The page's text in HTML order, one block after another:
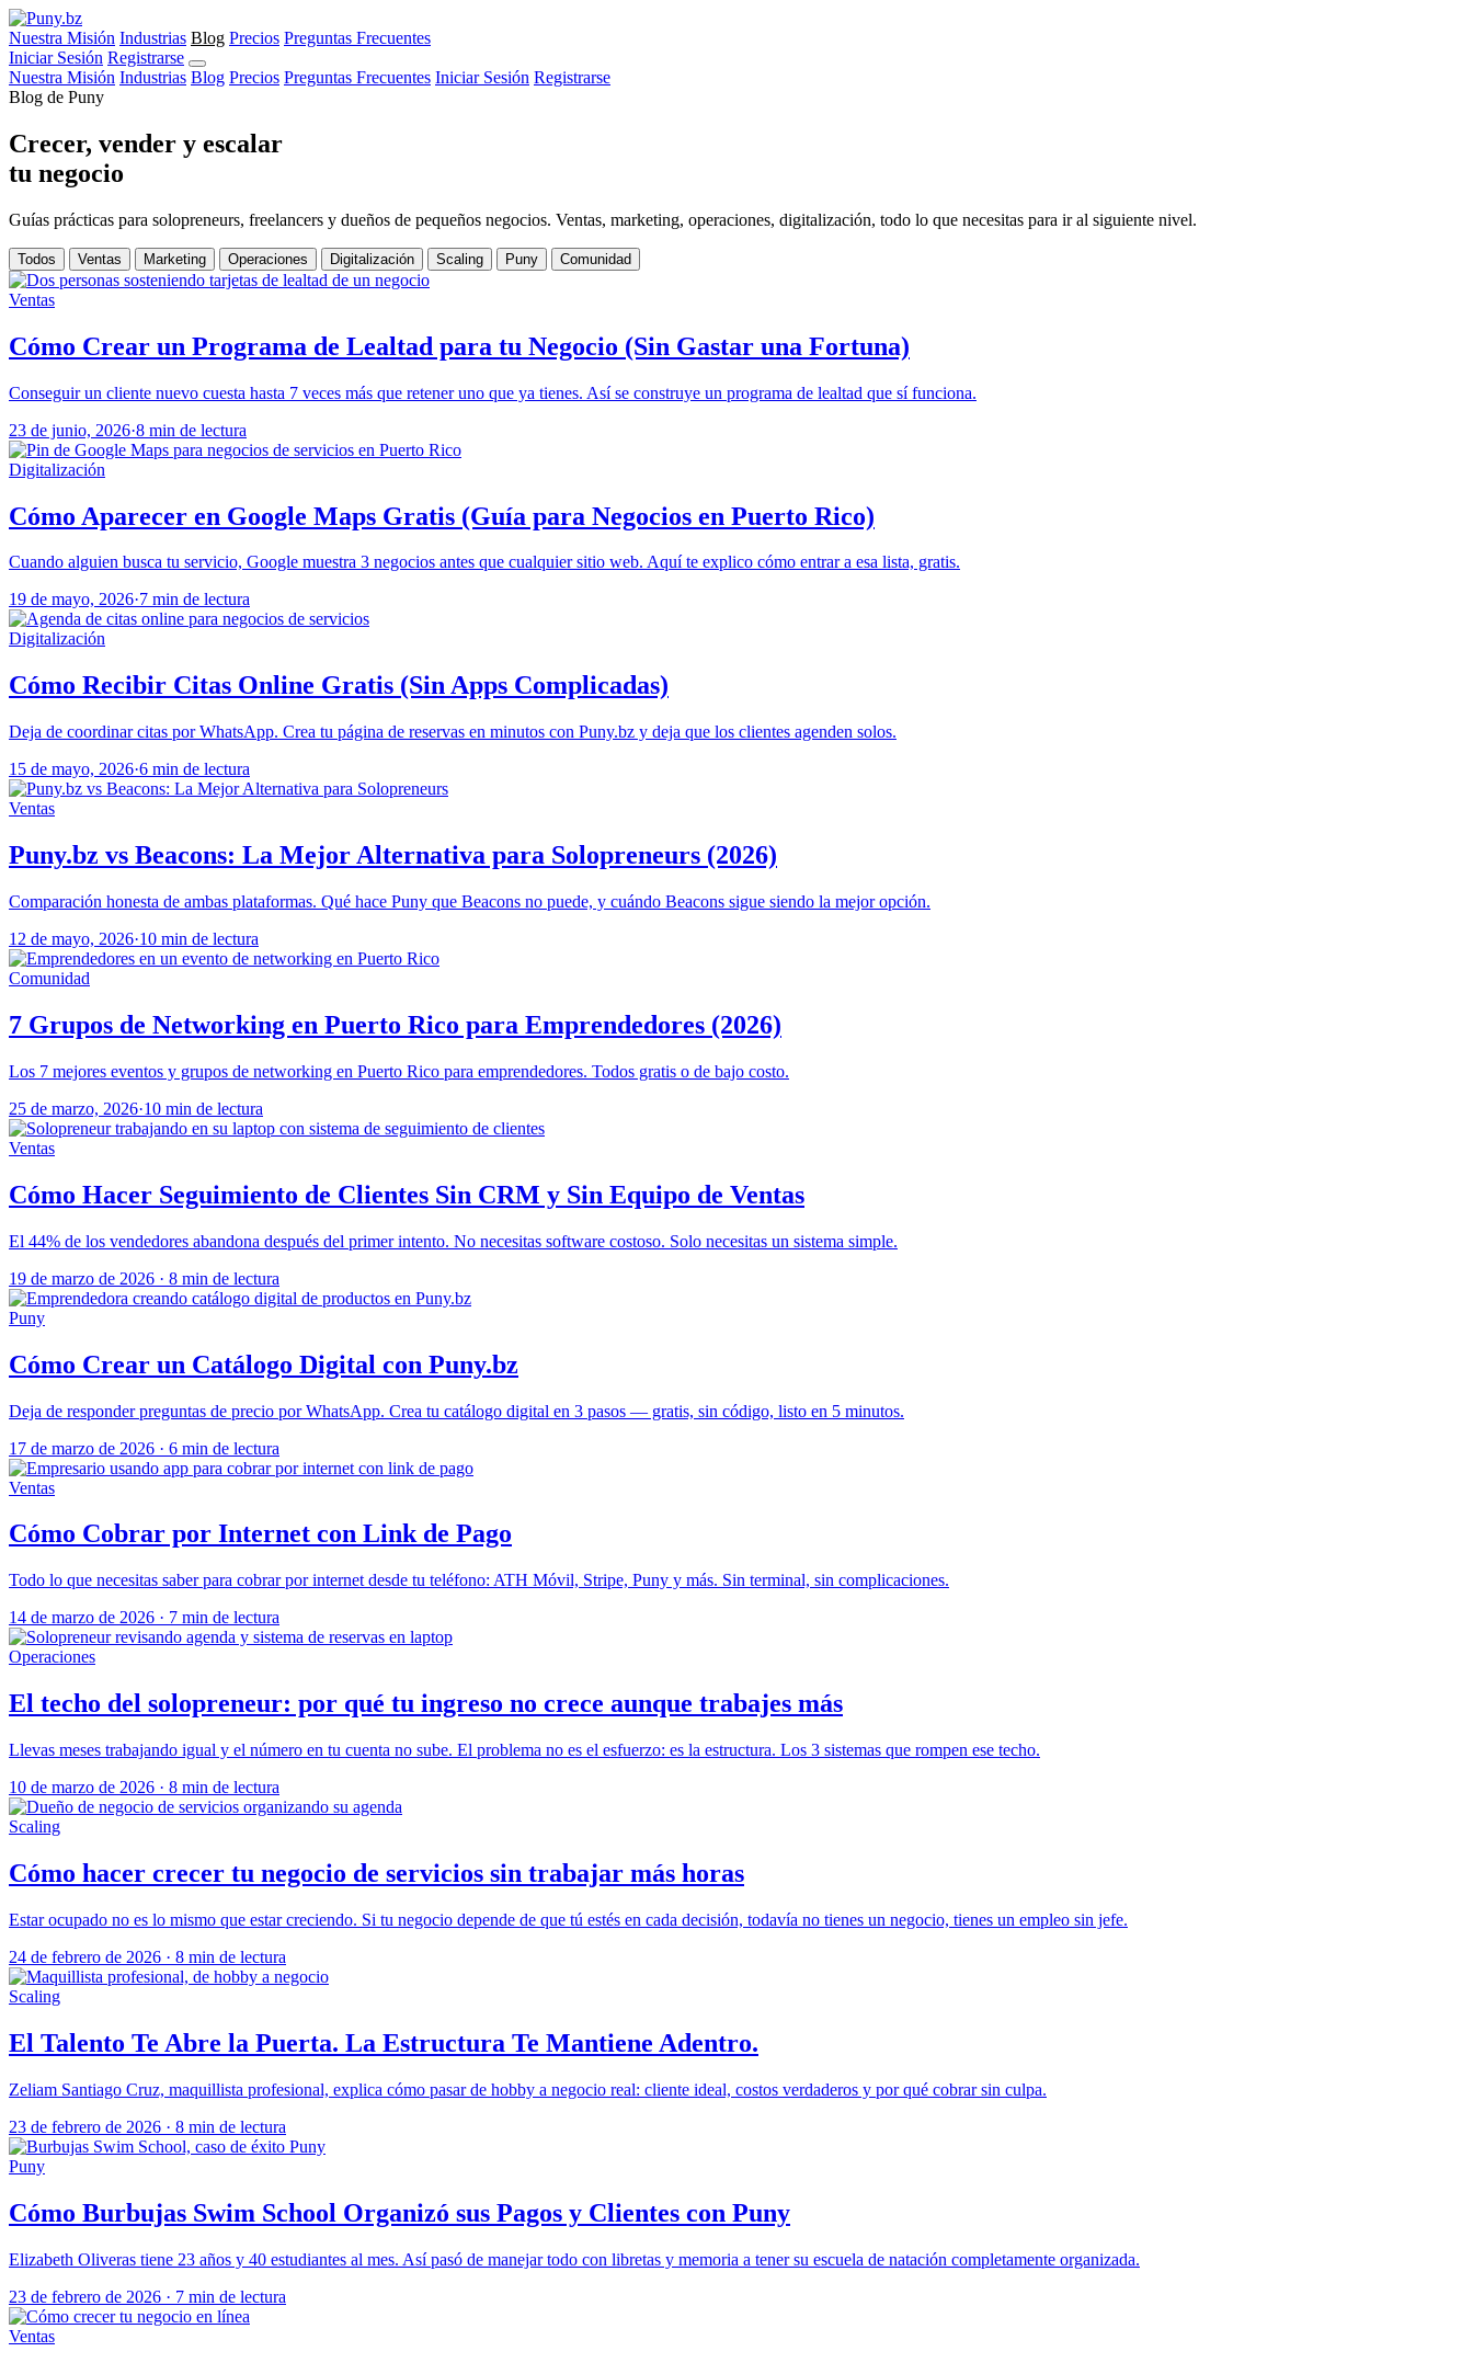
Nuestra Misión Industrias Blog Precios Preguntas Frecuentes
Iniciar Sesión Registrarse
Nuestra Misión Industrias Blog Precios Preguntas Frecuentes Iniciar Sesión Registrarse
Blog de Puny
Crecer, vender y escalar
tu negocio
Guías prácticas para solopreneurs, freelancers y dueños de pequeños negocios. Ventas, marketing, operaciones, digitalización, todo lo que necesitas para ir al siguiente nivel.
Todos Ventas Marketing Operaciones Digitalización Scaling Puny Comunidad
Ventas
Cómo Crear un Programa de Lealtad para tu Negocio (Sin Gastar una Fortuna)
Conseguir un cliente nuevo cuesta hasta 7 veces más que retener uno que ya tienes. Así se construye un programa de lealtad que sí funciona.
23 de junio, 2026·8 min de lectura
Digitalización
Cómo Aparecer en Google Maps Gratis (Guía para Negocios en Puerto Rico)
Cuando alguien busca tu servicio, Google muestra 3 negocios antes que cualquier sitio web. Aquí te explico cómo entrar a esa lista, gratis.
19 de mayo, 2026·7 min de lectura
Digitalización
Cómo Recibir Citas Online Gratis (Sin Apps Complicadas)
Deja de coordinar citas por WhatsApp. Crea tu página de reservas en minutos con Puny.bz y deja que los clientes agenden solos.
15 de mayo, 2026·6 min de lectura
Ventas
Puny.bz vs Beacons: La Mejor Alternativa para Solopreneurs (2026)
Comparación honesta de ambas plataformas. Qué hace Puny que Beacons no puede, y cuándo Beacons sigue siendo la mejor opción.
12 de mayo, 2026·10 min de lectura
Comunidad
7 Grupos de Networking en Puerto Rico para Emprendedores (2026)
Los 7 mejores eventos y grupos de networking en Puerto Rico para emprendedores. Todos gratis o de bajo costo.
25 de marzo, 2026·10 min de lectura
Ventas
Cómo Hacer Seguimiento de Clientes Sin CRM y Sin Equipo de Ventas
El 44% de los vendedores abandona después del primer intento. No necesitas software costoso. Solo necesitas un sistema simple.
19 de marzo de 2026 · 8 min de lectura
Puny
Cómo Crear un Catálogo Digital con Puny.bz
Deja de responder preguntas de precio por WhatsApp. Crea tu catálogo digital en 3 pasos — gratis, sin código, listo en 5 minutos.
17 de marzo de 2026 · 6 min de lectura
Ventas
Cómo Cobrar por Internet con Link de Pago
Todo lo que necesitas saber para cobrar por internet desde tu teléfono: ATH Móvil, Stripe, Puny y más. Sin terminal, sin complicaciones.
14 de marzo de 2026 · 7 min de lectura
Operaciones
El techo del solopreneur: por qué tu ingreso no crece aunque trabajes más
Llevas meses trabajando igual y el número en tu cuenta no sube. El problema no es el esfuerzo: es la estructura. Los 3 sistemas que rompen ese techo.
10 de marzo de 2026 · 8 min de lectura
Scaling
Cómo hacer crecer tu negocio de servicios sin trabajar más horas
Estar ocupado no es lo mismo que estar creciendo. Si tu negocio depende de que tú estés en cada decisión, todavía no tienes un negocio, tienes un empleo sin jefe.
24 de febrero de 2026 · 8 min de lectura
Scaling
El Talento Te Abre la Puerta. La Estructura Te Mantiene Adentro.
Zeliam Santiago Cruz, maquillista profesional, explica cómo pasar de hobby a negocio real: cliente ideal, costos verdaderos y por qué cobrar sin culpa.
23 de febrero de 2026 · 8 min de lectura
Puny
Cómo Burbujas Swim School Organizó sus Pagos y Clientes con Puny
Elizabeth Oliveras tiene 23 años y 40 estudiantes al mes. Así pasó de manejar todo con libretas y memoria a tener su escuela de natación completamente organizada.
23 de febrero de 2026 · 7 min de lectura
Ventas